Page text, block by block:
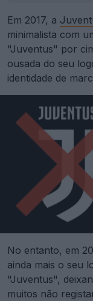
Em 2017, a
minimalista com
"Juventus" por
ousada do seu
identidade de
No entanto, em
ainda mais o seu
"Juventus",
muitos não